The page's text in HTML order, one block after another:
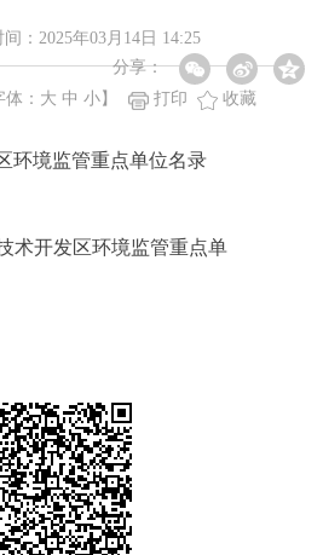
：2025年03月14日 14:25
分享：
体： 大 中 小 】 打印 收藏
环境监管重点单位名录
术开发区环境监管重点单